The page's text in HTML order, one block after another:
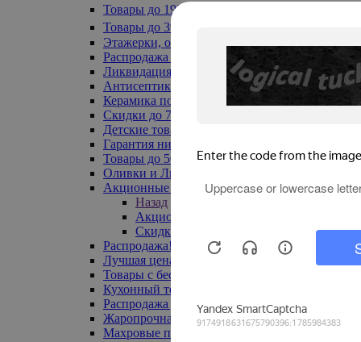
Товары до 199₽
Товары до 399₽
Этажерки, обувницы
Распродажа текстиля до -50%
Ликвидация до -70%
Антисептики
Керамика по 129 руб
Скидки до 70%
Детские товары
Гарантия низкой цены
Товары до 500 руб
Оливки и Лимоны
Акционные товары
Назад
Акционные товары
Скидка 20% по промокоду
Распродажа! Ульяновск до -70%
Лучшая цена
Товары с бесплатной доставкой
Кухонный текстиль
Распродажа до -50%
Жаропрочная посуда
Махровые полотенца